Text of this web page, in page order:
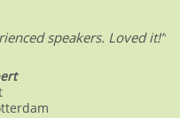
speakers. Loved it!”